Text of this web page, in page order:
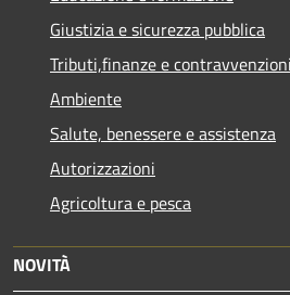
Giustizia e sicurezza pubblica
Tributi,finanze e contravvenzioni
Ambiente
Salute, benessere e assistenza
Autorizzazioni
Agricoltura e pesca
NOVITÀ